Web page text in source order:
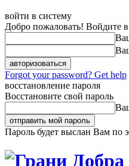
войти в систему
Добро пожаловать! Войдите
Forgot your password? Get help
восстановление пароля
Восстановите свой пароль
Пароль будет выслан Вам по